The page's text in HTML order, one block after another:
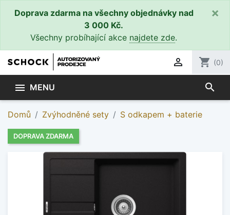
Doprava zdarma na všechny objednávky nad
3 000 Kč.
Všechny probíhající akce najdete zde.
×
 shopping_cart (0)
 MENU search
Domů Zvýhodněné sety S odkapem + baterie
DOPRAVA ZDARMA